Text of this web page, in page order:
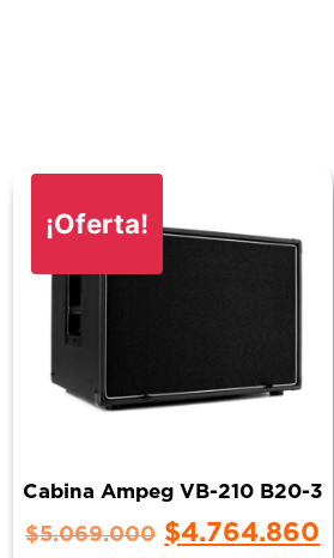
¡Oferta!
Cabina Ampeg VB-210 B20-3
$5.069.000 $4.764.860